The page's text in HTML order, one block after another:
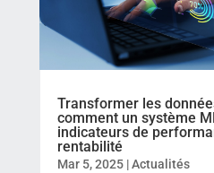
Transformer les
comment un système
indicateurs de
rentabilité
Mar 5, 2025|Actualités